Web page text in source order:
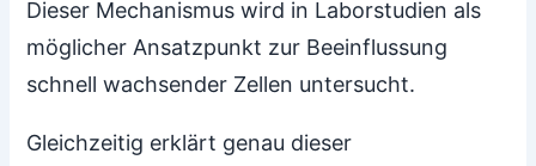
Dieser Mechanismus wird in Laborstudien als
möglicher Ansatzpunkt zur Beeinflussung
schnell wachsender Zellen untersucht.
Gleichzeitig erklärt genau dieser